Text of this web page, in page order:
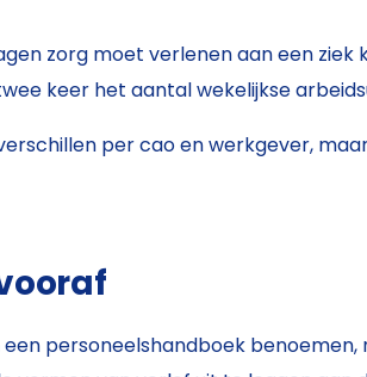
zorg moet verlenen aan een
keer het aantal wekelijkse
per cao en werkgever,
personeelshandboek